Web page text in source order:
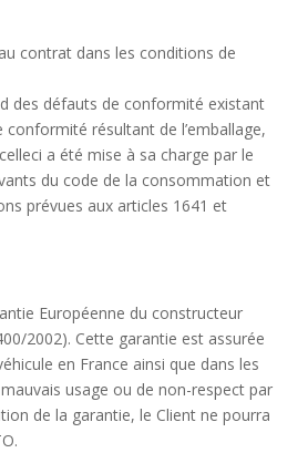
contrat dans les conditions de
des défauts de conformité existant
résultant de l’emballage,
a été mise à sa charge par le
du code de la consommation et
prévues aux articles 1641 et
Européenne du constructeur
2002). Cette garantie est assurée
en France ainsi que dans les
usage ou de non-respect par
de la garantie, le Client ne pourra